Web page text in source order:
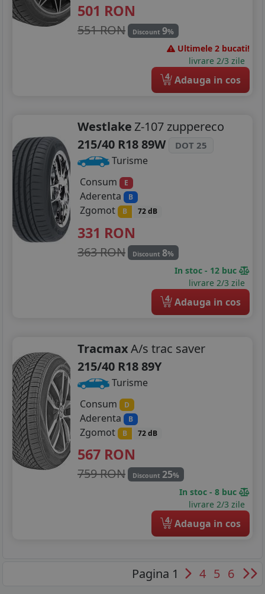
501 RON
551 RON Discount 9%
Ultimele 2 bucati!
livrare 2/3 zile
4 Adauga in cos
WestlakeZ-107 zuppereco
215/40 R18 89W
DOT 25
Turisme
Consum
E
Aderenta B
Zgomot B 72 dB
331 RON
363 RON Discount 8%
In stoc - 12 buc
livrare 2/3 zile
4 Adauga in cos
TracmaxA/s trac saver
215/40 R18 89Y
Turisme
Consum
D
Aderenta B
Zgomot B 72 dB
567 RON
759 RON Discount 25%
In stoc - 8 buc
livrare 2/3 zile
4 Adauga in cos
Pagina 1 4 5 6